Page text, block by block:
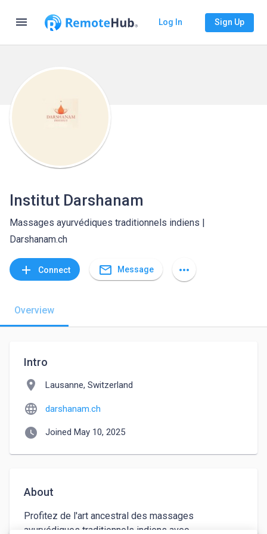
menu Log In Sign Up
Institut Darshanam
Massages ayurvédiques traditionnels indiens |
Darshanam.ch
add Connect mail_outline Message more_horiz
Overview
Intro
location_on Lausanne, Switzerland
language darshanam.ch
watch_later Joined May 10, 2025
About
Profitez de l'art ancestral des massages
ayurvédiques traditionnels indiens avec